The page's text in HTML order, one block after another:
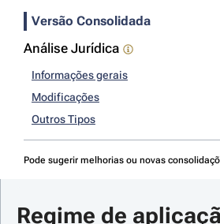
Versão Consolidada
Análise Jurídica
Informações gerais
Modificações
Outros Tipos
Pode sugerir melhorias ou novas
Regime de